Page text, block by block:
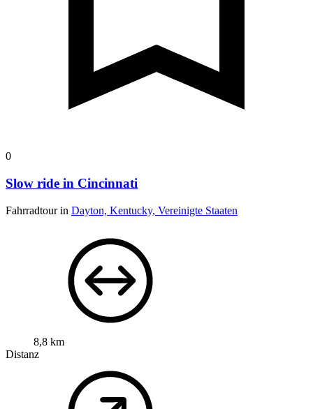
0
Slow ride in Cincinnati
Fahrradtour in Dayton, Kentucky, Vereinigte Staaten
8,8 km
Distanz